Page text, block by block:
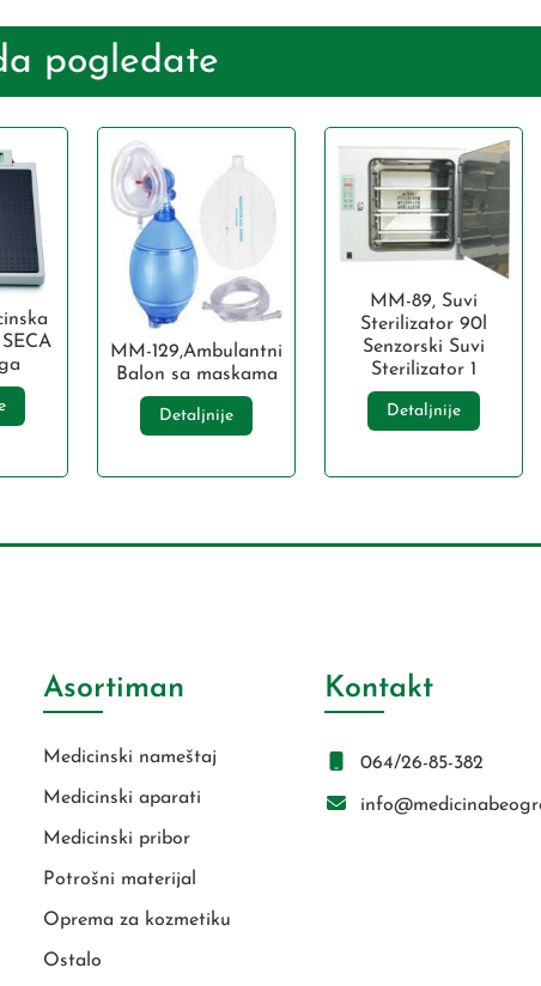
pogledate
MM-129,Ambulantni
Balon sa maskama
Detaljnije
MM-89, Suvi
Sterilizator 90l
Senzorski Suvi
Sterilizator 1
Detaljnije
Asortiman
Medicinski nameštaj
Medicinski aparati
Medicinski pribor
Potrošni materijal
Oprema za kozmetiku
Ostalo
Kontakt
064/26-85-382